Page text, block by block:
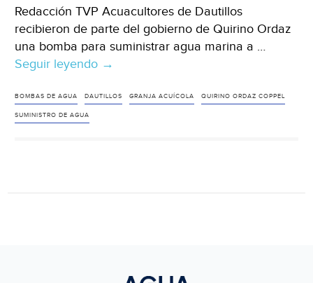
Redacción TVP Acuacultores de Dautillos
recibieron de parte del gobierno de Quirino Ordaz
una bomba para suministrar agua marina a …
Seguir leyendo Sinaloa:
bomba
Pacífico)
→
BOMBAS DE AGUA DAUTILLOS GRANJA ACUÍCOLA QUIRINO ORDAZ COPPEL
SUMINISTRO DE AGUA